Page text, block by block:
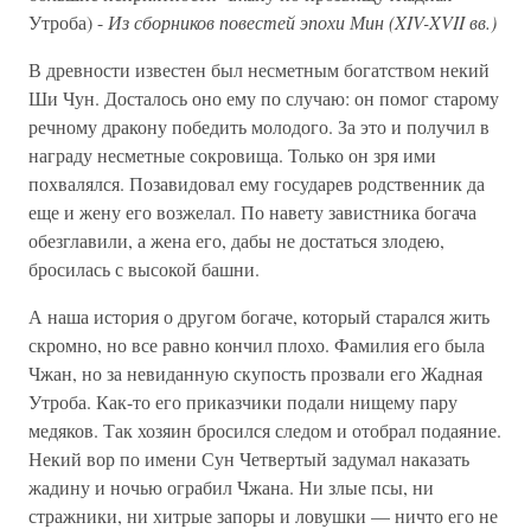
Утроба) - Из сборников повестей эпохи Мин (XIV-XVII вв.)
В древности известен был несметным богатством некий
Ши Чун. До­сталось оно ему по случаю: он помог старому
речному дракону побе­дить молодого. За это и получил в
награду несметные сокровища. Только он зря ими
похвалялся. Позавидовал ему государев родствен­ник да
еще и жену его возжелал. По навету завистника богача
обез­главили, а жена его, дабы не достаться злодею,
бросилась с высокой башни.
А наша история о другом богаче, который старался жить
скром­но, но все равно кончил плохо. Фамилия его была
Чжан, но за неви­данную скупость прозвали его Жадная
Утроба. Как-то его приказчики подали нищему пару
медяков. Так хозяин бросился сле­дом и отобрал подаяние.
Некий вор по имени Сун Четвертый заду­мал наказать
жадину и ночью ограбил Чжана. Ни злые псы, ни
стражники, ни хитрые запоры и ловушки — ничто его не